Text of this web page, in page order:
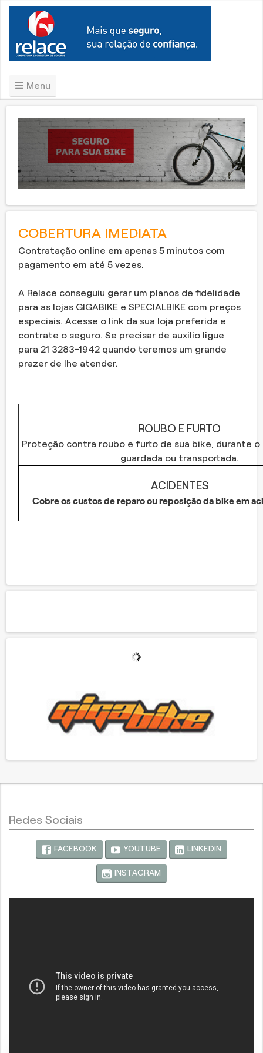
Menu
COBERTURA IMEDIATA
Contratação online em apenas 5 minutos com
pagamento em até 5 vezes.
A Relace conseguiu gerar um planos de fidelidade
para as lojas GIGABIKE eSPECIALBIKE com preços
especiais. Acesse o link da sua loja preferida e
contrate o seguro. Se precisar de auxilio ligue
para 21 3283-1942 quando teremos um grande
prazer de lhe atender.
ROUBO E FURTO
Proteção contra roubo e furto de sua bike, durante o
guardada ou transportada.
ACIDENTES
Cobre os custos de reparo ou reposição da bike em
Redes Sociais
FACEBOOK YOUTUBE LINKEDIN
INSTAGRAM